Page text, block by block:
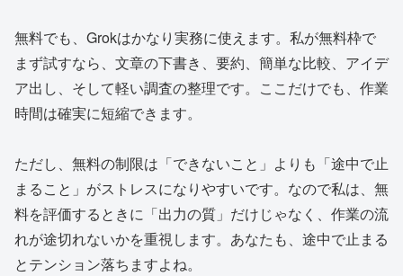
無料でも、Grokはかなり実務に使えます。私が無料枠で
まず試すなら、文章の下書き、要約、簡単な比較、アイデ
ア出し、そして軽い調査の整理です。ここだけでも、作業
時間は確実に短縮できます。
ただし、無料の制限は「できないこと」よりも「途中で止
まること」がストレスになりやすいです。なので私は、無
料を評価するときに「出力の質」だけじゃなく、作業の流
れが途切れないかを重視します。あなたも、途中で止まる
とテンション落ちますよね。